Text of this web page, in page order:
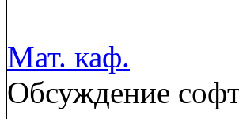
Мат. каф.
Обсуждение